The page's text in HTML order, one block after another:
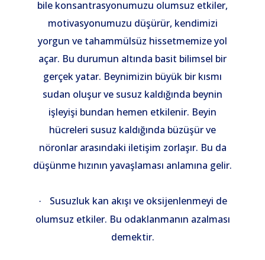
bile konsantrasyonumuzu olumsuz etkiler,
motivasyonumuzu düşürür, kendimizi
yorgun ve tahammülsüz hissetmemize yol
açar. Bu durumun altında basit bilimsel bir
gerçek yatar. Beynimizin büyük bir kısmı
sudan oluşur ve susuz kaldığında beynin
işleyişi bundan hemen etkilenir. Beyin
hücreleri susuz kaldığında büzüşür ve
nöronlar arasındaki iletişim zorlaşır. Bu da
düşünme hızının yavaşlaması anlamına gelir.
·
Susuzluk kan akışı ve oksijenlenmeyi de
olumsuz etkiler. Bu odaklanmanın azalması
demektir.